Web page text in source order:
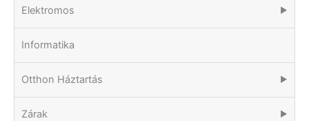
Elektromos ▶
Informatika
Otthon Háztartás ▶
Zárak ▶